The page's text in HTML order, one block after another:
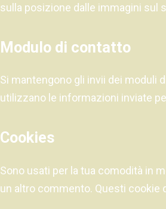
sulla posizione dalle immagini sul
Modulo di contatto
Si mantengono gli invii dei moduli
utilizzano le informazioni inviate
Cookies
Sono usati per la tua comodità in
un altro commento. Questi cookie